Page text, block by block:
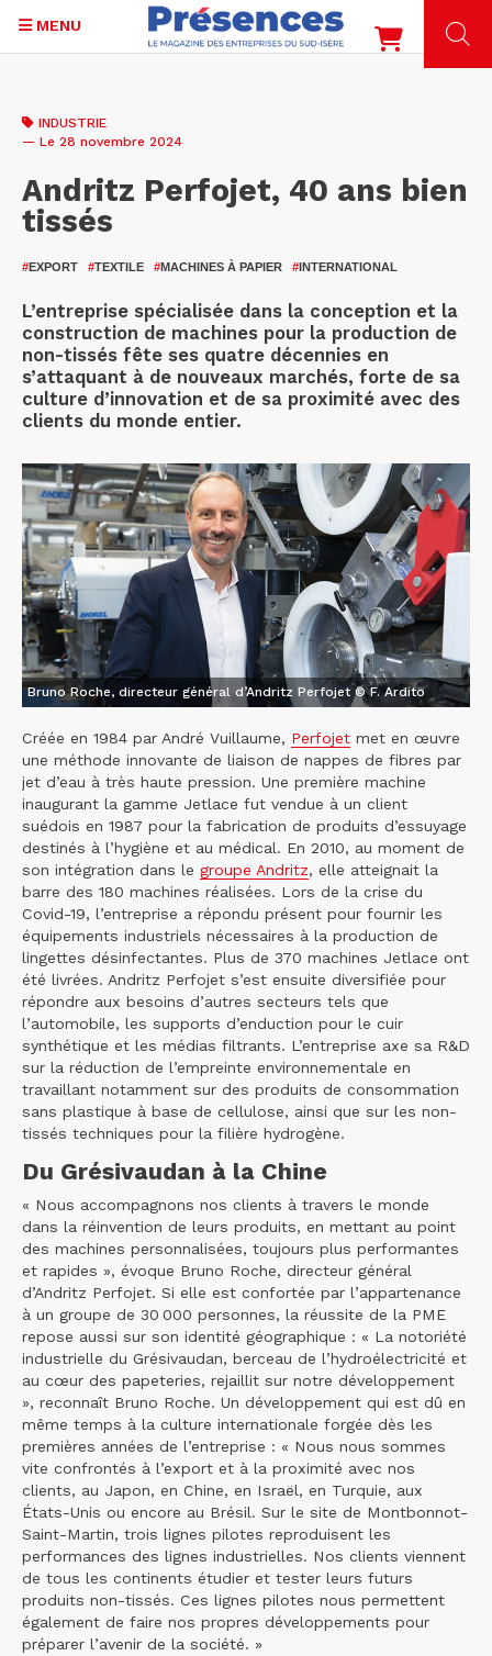
contenu
MENU
INDUSTRIE
— Le 28 novembre 2024
Andritz Perfojet, 40 ans bien
tissés
#EXPORT #TEXTILE #MACHINES À PAPIER #INTERNATIONAL
L’entreprise spécialisée dans la conception et la
construction de machines pour la production de
non-tissés fête ses quatre décennies en
s’attaquant à de nouveaux marchés, forte de sa
culture d’innovation et de sa proximité avec des
clients du monde entier.
Bruno Roche, directeur général d’Andritz Perfojet © F. Ardito
Créée en 1984 par André Vuillaume, Perfojet met en œuvre
une méthode innovante de liaison de nappes de fibres par
jet d’eau à très haute pression. Une première machine
inaugurant la gamme Jetlace fut vendue à un client
suédois en 1987 pour la fabrication de produits d’essuyage
destinés à l’hygiène et au médical. En 2010, au moment de
son intégration dans le groupe Andritz, elle atteignait la
barre des 180 machines réalisées. Lors de la crise du
Covid-19, l’entreprise a répondu présent pour fournir les
équipements industriels nécessaires à la production de
lingettes désinfectantes. Plus de 370 machines Jetlace ont
été livrées. Andritz Perfojet s’est ensuite diversifiée pour
répondre aux besoins d’autres secteurs tels que
l’automobile, les supports d’enduction pour le cuir
synthétique et les médias filtrants. L’entreprise axe sa R&D
sur la réduction de l’empreinte environnementale en
travaillant notamment sur des produits de consommation
sans plastique à base de cellulose, ainsi que sur les non-
tissés techniques pour la filière hydrogène.
Du Grésivaudan à la Chine
« Nous accompagnons nos clients à travers le monde
dans la réinvention de leurs produits, en mettant au point
des machines personnalisées, toujours plus performantes
et rapides », évoque Bruno Roche, directeur général
d’Andritz Perfojet. Si elle est confortée par l’appartenance
à un groupe de 30 000 personnes, la réussite de la PME
repose aussi sur son identité géographique : « La notoriété
industrielle du Grésivaudan, berceau de l’hydroélectricité et
au cœur des papeteries, rejaillit sur notre développement
», reconnaît Bruno Roche. Un développement qui est dû en
même temps à la culture internationale forgée dès les
premières années de l’entreprise : « Nous nous sommes
vite confrontés à l’export et à la proximité avec nos
clients, au Japon, en Chine, en Israël, en Turquie, aux
États-Unis ou encore au Brésil. Sur le site de Montbonnot-
Saint-Martin, trois lignes pilotes reproduisent les
performances des lignes industrielles. Nos clients viennent
de tous les continents étudier et tester leurs futurs
produits non-tissés. Ces lignes pilotes nous permettent
également de faire nos propres développements pour
préparer l’avenir de la société. »